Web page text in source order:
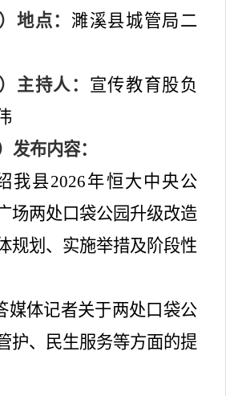
地点： 濉溪县城管局二
主持人： 宣传教育股负
发布内容：
我县2026年恒大中央公
场两处口袋公园升级改造
规划、实施举措及阶段性
媒体记者关于两处口袋公
护、民生服务等方面的提